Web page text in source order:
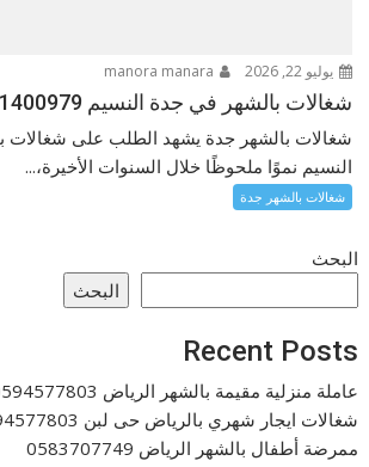
يوليو 22, 2026
شغالات بالشهر في جدة النسيم 0571400979
شغالات بالشهر جدة يشهد الطلب على شغالات
النسيم نموًا ملحوظًا خلال السنوات الأخيرة،...
شغالات بالشهر جدة
البحث
البحث
Recent Posts
عاملة منزلية مقيمة بالشهر الرياض 0594577803
شغالات ايجار شهري بالرياض حى لبن 0594577803
ممرضة أطفال بالشهر الرياض 0583707749